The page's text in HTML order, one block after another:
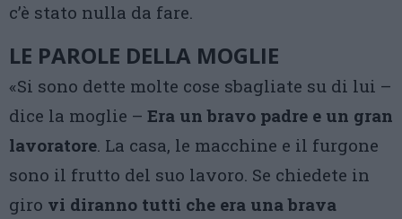
c’è stato nulla da fare.
LE PAROLE DELLA MOGLIE
«Si sono dette molte cose sbagliate su di lui –
dice la moglie – Era un bravo padre e un gran
lavoratore. La casa, le macchine e il furgone
sono il frutto del suo lavoro. Se chiedete in
giro vi diranno tutti che era una brava